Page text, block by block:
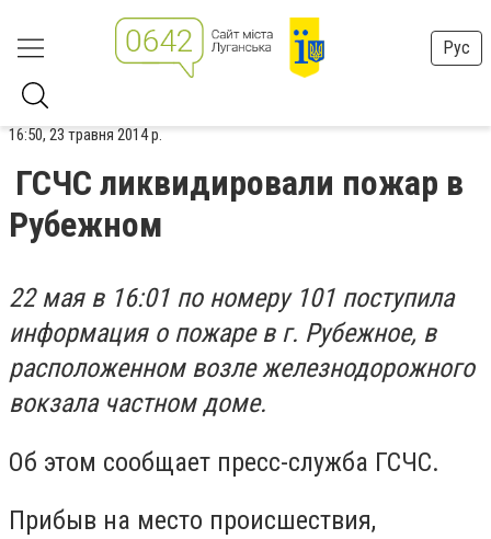
Рус
16:50, 23 травня 2014 р.
ГСЧС ликвидировали пожар в
Рубежном
22 мая в 16:01 по номеру 101 поступила
информация о пожаре в г. Рубежное, в
расположенном возле железнодорожного
вокзала частном доме.
Об этом сообщает пресс-служба ГСЧС.
Прибыв на место происшествия,